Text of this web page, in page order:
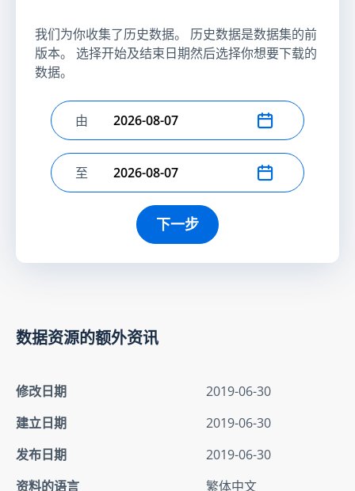
我们为你收集了历史数据。 历史数据是数据集的前
版本。 选择开始及结束日期然后选择你想要下载的
数据。
选择开始日期
由
选择结束日期
至
下一步
数据资源的额外资讯
修改日期
2019-06-30
建立日期
2019-06-30
发布日期
2019-06-30
资料的语言
繁体中文